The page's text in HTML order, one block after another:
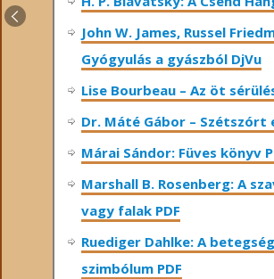
John W. James, Russel
Gyógyulás a gyászból DjVu
Lise Bourbeau – Az öt
Dr. Máté Gábor – Szétszórt
Márai Sándor: Füves könyv
Marshall B. Rosenberg: A
vagy falak PDF
Ruediger Dahlke: A
szimbólum PDF